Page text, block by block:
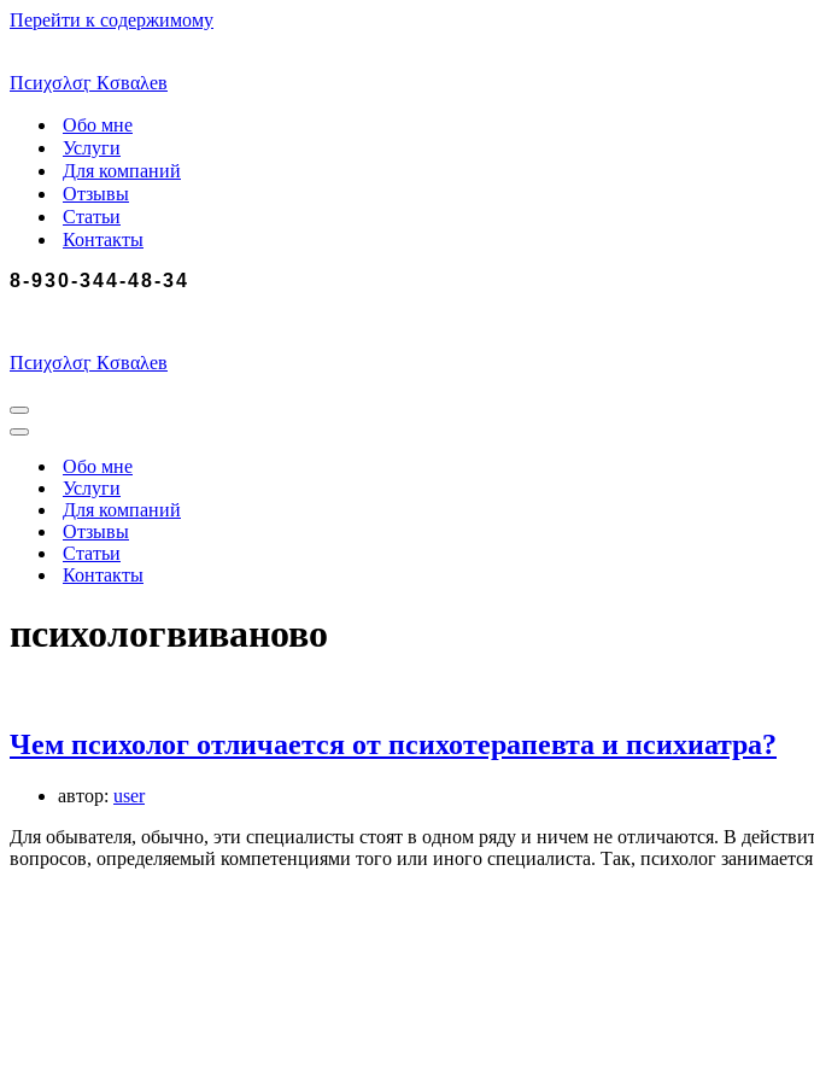
Перейти к содержимому
Пϲиχσλσӷ Кσвαλев
Обо мне
Услуги
Для компаний
Отзывы
Статьи
Контакты
8-930-344-48-34
Пϲиχσλσӷ Кσвαλев
Меню
навигации
Меню
навигацииОбо мне
Услуги
Для компаний
Отзывы
Статьи
Контакты
психологвиваново
Чем психолог отличается от психотерапевта и психиатра?
автор: user
Для обывателя, обычно, эти специалисты стоят в одном ряду и ничем не отличаются. В
вопросов, определяемый компетенциями того или иного специалиста. Так, психолог